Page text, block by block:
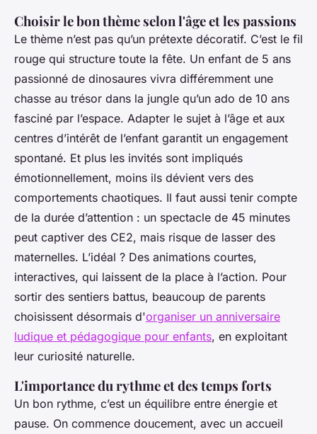
Choisir le bon thème selon l'âge et les passions
Le thème n’est pas qu’un prétexte décoratif. C’est le fil
rouge qui structure toute la fête. Un enfant de 5 ans
passionné de dinosaures vivra différemment une
chasse au trésor dans la jungle qu’un ado de 10 ans
fasciné par l’espace. Adapter le sujet à l’âge et aux
centres d’intérêt de l’enfant garantit un engagement
spontané. Et plus les invités sont impliqués
émotionnellement, moins ils dévient vers des
comportements chaotiques. Il faut aussi tenir compte
de la durée d’attention : un spectacle de 45 minutes
peut captiver des CE2, mais risque de lasser des
maternelles. L’idéal ? Des animations courtes,
interactives, qui laissent de la place à l’action. Pour
sortir des sentiers battus, beaucoup de parents
choisissent désormais d'organiser un anniversaire
ludique et pédagogique pour enfants, en exploitant
leur curiosité naturelle.
L'importance du rythme et des temps forts
Un bon rythme, c’est un équilibre entre énergie et
pause. On commence doucement, avec un accueil